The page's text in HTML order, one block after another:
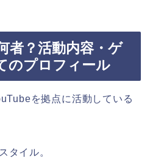
者？活動内容・ゲ
のプロフィール
を拠点に活動している
タイル。